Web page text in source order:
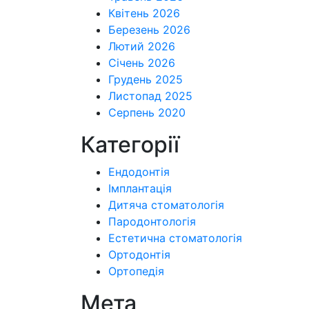
Квітень 2026
Березень 2026
Лютий 2026
Січень 2026
Грудень 2025
Листопад 2025
Серпень 2020
Категорії
Ендодонтія
Імплантація
Дитяча стоматологія
Пародонтологія
Естетична стоматологія
Ортодонтія
Ортопедія
Мета